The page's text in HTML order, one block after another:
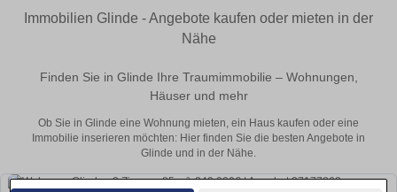
Immobilien Glinde - Angebote kaufen oder mieten in der
Nähe
Finden Sie in Glinde Ihre Traumimmobilie – Wohnungen,
Häuser und mehr
Ob Sie in Glinde eine Wohnung mieten, ein Haus kaufen oder eine
Immobilie inserieren möchten: Hier finden Sie die besten Angebote in
Glinde und in der Nähe.